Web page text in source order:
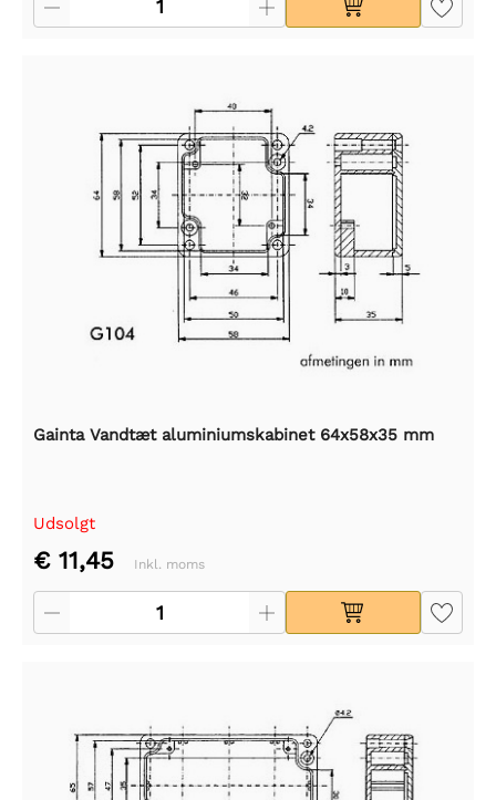
Gainta Vandtæt aluminiumskabinet 64x58x35 mm
Udsolgt
€ 11,45 Inkl. moms